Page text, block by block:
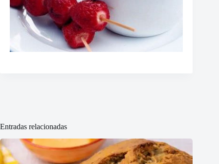
Entradas relacionadas